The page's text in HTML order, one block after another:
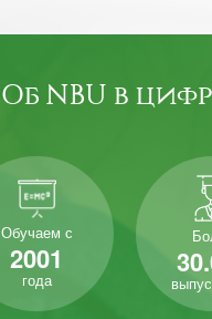
Об NBU в
Обучаем с
2001
года